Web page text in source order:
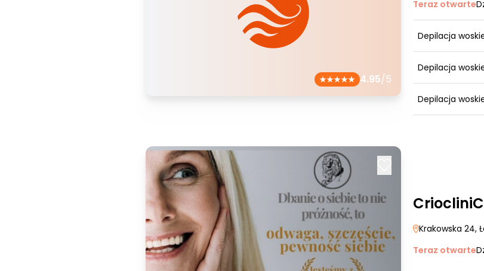
4.95/5
Teraz otwarte
Depilacja
Depilacja
Depilacja
CriocliniC
Krakowska 24,
Teraz otwarte